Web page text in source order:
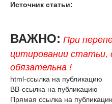
Источник статьи:
ВАЖНО: При
цитировании статьи,
обязательна !
html-ссылка на публикацию
BB-ссылка на публикацию
Прямая ссылка на